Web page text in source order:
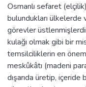
Osmanlı sefaret
bulundukları
görevler
kulağı olmak gibi bir
temsilciliklerin en
meskûkâtı (madeni
dışarıda üretip,